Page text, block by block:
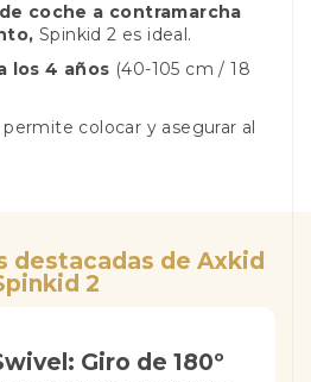
coche a contramarcha
Spinkid 2 es ideal.
los 4 años (40-105 cm / 18
colocar y asegurar al
destacadas de Axkid
2
Giro de 180º